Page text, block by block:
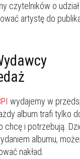
czytelników o
artystę do
wydajemy w
album trafi tylko
chcę i potrzebują.
albumu,
nakład.